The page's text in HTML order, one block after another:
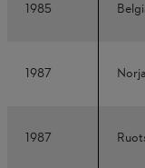
1985
1987
1987